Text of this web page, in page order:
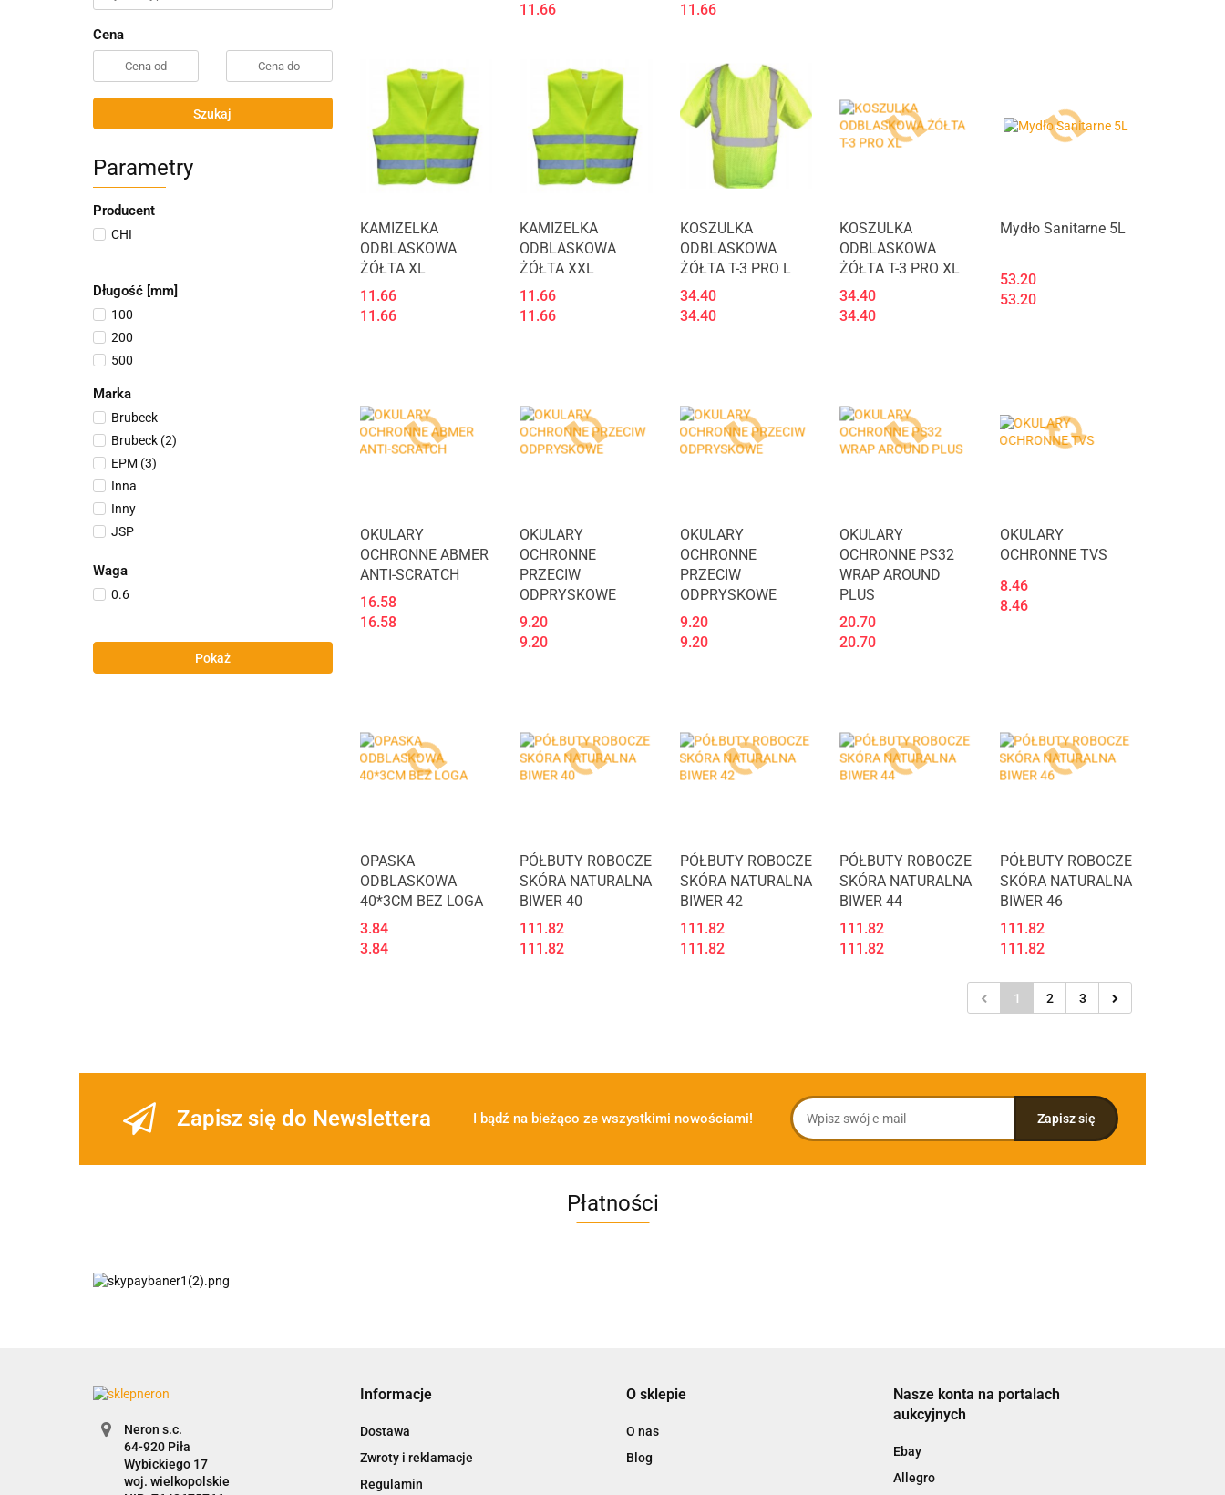
Cena
Szukaj
Parametry
Producent
CHI
Długość [mm]
100
200
500
Marka
Brubeck
Brubeck (2)
EPM (3)
Inna
Inny
JSP
Pro (2)
Sara
Unimet (2)
Waga
0.6
Pokaż
11.66
11.66
KAMIZELKA
ODBLASKOWA
ŻÓŁTA XL
11.66
11.66
KAMIZELKA
ODBLASKOWA
ŻÓŁTA XXL
11.66
11.66
KOSZULKA
ODBLASKOWA
ŻÓŁTA T-3 PRO L
34.40
34.40
KOSZULKA
ODBLASKOWA
ŻÓŁTA T-3 PRO XL
34.40
34.40
Produkt niedostępny
Mydło Sanitarne 5L
53.20
53.20
OKULARY
OCHRONNE ABMER
ANTI-SCRATCH
16.58
16.58
OKULARY
OCHRONNE
PRZECIW
ODPRYSKOWE
9.20
9.20
OKULARY
OCHRONNE
PRZECIW
ODPRYSKOWE
9.20
9.20
OKULARY
OCHRONNE PS32
WRAP AROUND
PLUS
20.70
20.70
OKULARY
OCHRONNE TVS
8.46
8.46
OPASKA
ODBLASKOWA
40*3CM BEZ LOGA
3.84
3.84
Produkt niedostępny
PÓŁBUTY ROBOCZE
SKÓRA NATURALNA
BIWER 40
111.82
111.82
Produkt niedostępny
PÓŁBUTY ROBOCZE
SKÓRA NATURALNA
BIWER 42
111.82
111.82
Produkt niedostępny
PÓŁBUTY ROBOCZE
SKÓRA NATURALNA
BIWER 44
111.82
111.82
Produkt niedostępny
PÓŁBUTY ROBOCZE
SKÓRA NATURALNA
BIWER 46
111.82
111.82
1 2 3
Zapisz się do Newslettera I bądź na bieżąco ze wszystkimi nowościami!
Płatności
Neron s.c.
Wybickiego 17
woj. wielkopolskie
Informacje
Dostawa
Zwroty i reklamacje
Regulamin
O sklepie
O nas
Blog
Nasze konta na portalach
aukcyjnych
Ebay
Allegro